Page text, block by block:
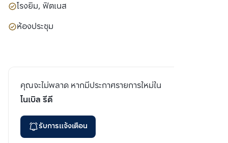
โรงยิม, ฟิตเนส
ห้องประชุม
คุณจะไม่พลาด หากมีประกาศรายการใหม่ใน
โนเบิล รีดี
รับการแจ้งเตือน